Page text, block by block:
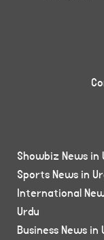
Showbiz News in
Sports News in
International
Urdu
Business News in